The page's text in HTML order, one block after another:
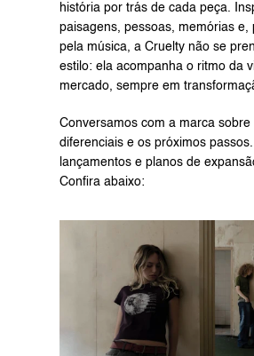
história por trás de cada peça.
paisagens, pessoas, memórias e,
pela música, a Cruelty não se
estilo: ela acompanha o ritmo da
mercado, sempre em
Conversamos com a marca sobre
diferenciais e os próximos
lançamentos e planos de
Confira abaixo: